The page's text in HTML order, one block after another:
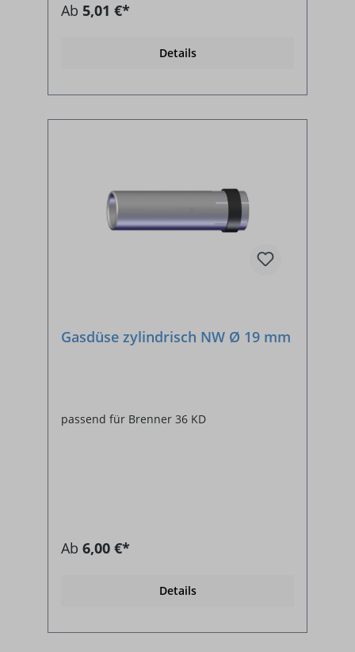
Ab 5,01 €*
Details
Gasdüse zylindrisch NW Ø 19 mm
passend für Brenner 36 KD
Ab 6,00 €*
Details